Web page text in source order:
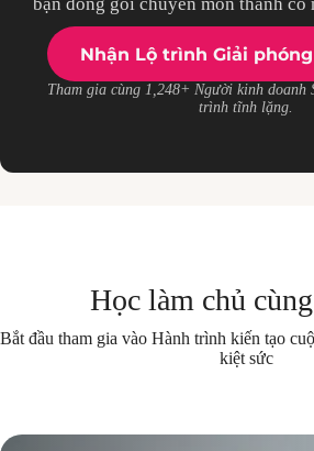
bạn đóng gói chuyên môn thành cỗ
Nhận Lộ trình Giải
Tham gia cùng 1,248+ Người kinh doanh
trình tĩnh lặng.
Học làm chủ
Bắt đầu tham gia vào Hành trình kiến tạo
kiệt sức